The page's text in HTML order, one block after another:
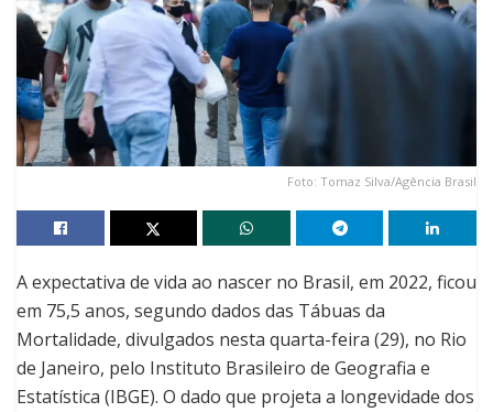
Foto: Tomaz Silva/Agência Brasil
A expectativa de vida ao nascer no Brasil, em 2022, ficou
em 75,5 anos, segundo dados das Tábuas da
Mortalidade, divulgados nesta quarta-feira (29), no Rio
de Janeiro, pelo Instituto Brasileiro de Geografia e
Estatística (IBGE). O dado que projeta a longevidade dos